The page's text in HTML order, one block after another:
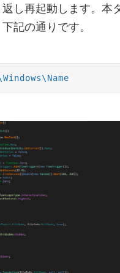
し再起動します。本
記の通りです。